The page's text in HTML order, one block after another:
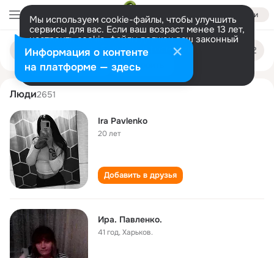
Войти
Мы используем cookie-файлы, чтобы улучшить
сервисы для вас. Если ваш возраст менее 13 лет,
настроить cookie-файлы должен ваш законный
представитель. Больше информации
Разрешить все Настроить
Поиск
людям
ira pavlenko
Люди2651
Ira Pavlenko
20 лет
Добавить в друзья
Ира. Павленко.
41 год,Харьков.
Информация о контенте
на платформе — здесь